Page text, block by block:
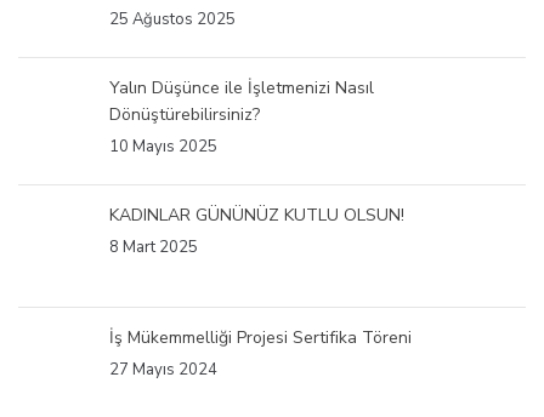
25 Ağustos 2025
Yalın Düşünce ile İşletmenizi Nasıl
Dönüştürebilirsiniz?
10 Mayıs 2025
KADINLAR GÜNÜNÜZ KUTLU OLSUN!
8 Mart 2025
İş Mükemmelliği Projesi Sertifika Töreni
27 Mayıs 2024